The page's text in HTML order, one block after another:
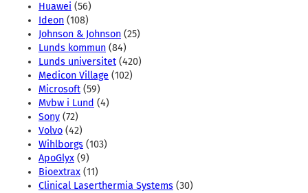
Huawei (56)
Ideon (108)
Johnson & Johnson (25)
Lunds kommun (84)
Lunds universitet (420)
Medicon Village (102)
Microsoft (59)
Mvbw i Lund (4)
Sony (72)
Volvo (42)
Wihlborgs (103)
ApoGlyx (9)
Bioextrax (11)
Clinical Laserthermia Systems (30)